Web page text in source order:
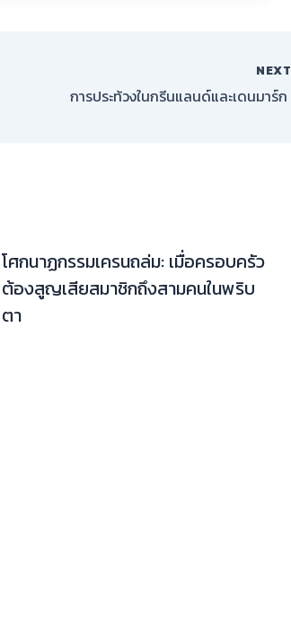
NEXT
โศกนาฏกรรมเครนถล่ม: เมื่อครอบครัว
ต้องสูญเสียสมาชิกถึงสามคนในพริบ
ตา